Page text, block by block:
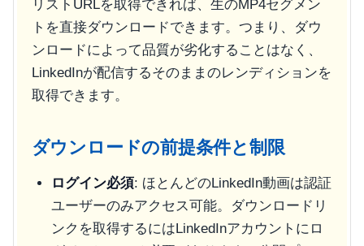
リストURLを取得できれば、生のMP4セグメン
トを直接ダウンロードできます。つまり、ダウ
ンロードによって品質が劣化することはなく、
LinkedInが配信するそのままのレンディションを
取得できます。
ダウンロードの前提条件と制限
ログイン必須: ほとんどのLinkedIn動画は認証
ユーザーのみアクセス可能。ダウンロードリ
ンクを取得するにはLinkedInアカウントにロ